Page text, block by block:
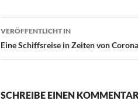
Beitragsnavigation
VERÖFFENTLICHT IN
Eine Schiffsreise in Zeiten von
SCHREIBE EINEN KOMMENTAR